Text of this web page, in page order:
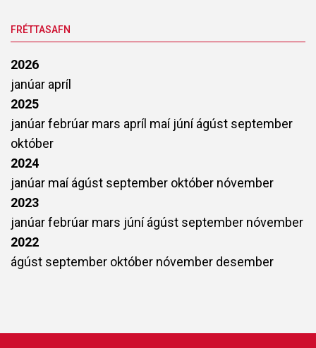
FRÉTTASAFN
2026
janúar apríl
2025
janúarfebrúar mars apríl maí júníágúst september
október
2024
janúar maíágúst september október nóvember
2023
janúarfebrúar mars júníágúst september nóvember
2022
ágúst september október nóvember desember